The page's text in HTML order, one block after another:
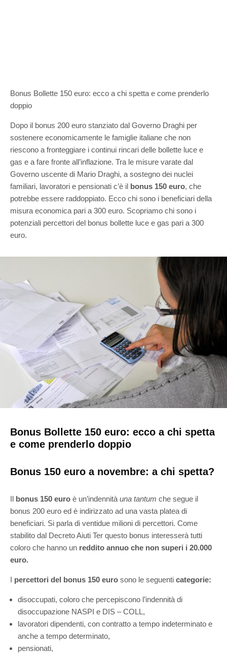
Bonus Bollette 150 euro: ecco a chi spetta e come prenderlo
doppio
Dopo il bonus 200 euro stanziato dal Governo Draghi per
sostenere economicamente le famiglie italiane che non
riescono a fronteggiare i continui rincari delle bollette luce e
gas e a fare fronte all’inflazione. Tra le misure varate dal
Governo uscente di Mario Draghi, a sostegno dei nuclei
familiari, lavoratori e pensionati c’è il bonus 150 euro, che
potrebbe essere raddoppiato. Ecco chi sono i beneficiari della
misura economica pari a 300 euro. Scopriamo chi sono i
potenziali percettori del bonus bollette luce e gas pari a 300
euro.
Bonus Bollette 150 euro: ecco a chi spetta
e come prenderlo doppio
Bonus 150 euro a novembre: a chi spetta?
Il bonus 150 euro è un’indennità una tantum che segue il
bonus 200 euro ed è indirizzato ad una vasta platea di
beneficiari. Si parla di ventidue milioni di percettori. Come
stabilito dal Decreto Aiuti Ter questo bonus interesserà tutti
coloro che hanno un reddito annuo che non superi i 20.000
euro.
I percettori del bonus 150 euro sono le seguenti categorie:
disoccupati, coloro che percepiscono l’indennità di
disoccupazione NASPI e DIS – COLL,
lavoratori dipendenti, con contratto a tempo indeterminato e
anche a tempo determinato,
pensionati,